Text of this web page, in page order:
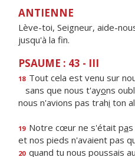
ANTIENNE
Lève-toi, Seigneur, aide-
jusqu'à la fin.
PSAUME : 43 - III
18 Tout cela est venu sur
sans que nous t'ayons
nous n'avions pas trahi ton
19 Notre cœur ne s'était pa
et nos pieds n'avaient pas
20 quand tu nous poussais